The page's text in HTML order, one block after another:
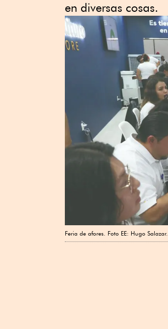
en diversas cosas.
Feria de afores. Foto EE: Hugo Salazar.